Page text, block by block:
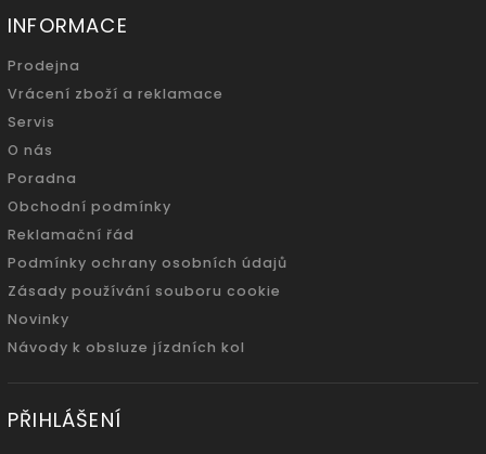
INFORMACE
Prodejna
Vrácení zboží a reklamace
Servis
O nás
Poradna
Obchodní podmínky
Reklamační řád
Podmínky ochrany osobních údajů
Zásady používání souboru cookie
Novinky
Návody k obsluze jízdních kol
PŘIHLÁŠENÍ